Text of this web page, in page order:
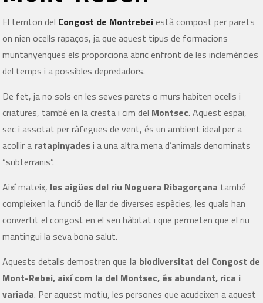
El territori del Congost de Montrebeiestà compost per parets
on nien ocells rapaços, ja que aquest tipus de formacions
muntanyenques els proporciona abric enfront de les inclemències
del temps i a possibles depredadors.
De fet, ja no sols en les seves parets o murs habiten ocells i
criatures, també en la cresta i cim del Montsec. Aquest espai,
sec i assotat per ràfegues de vent, és un ambient ideal per a
acollir a ratapinyadesi a una altra mena d’animals denominats
“subterranis”.
Així mateix, les aigües del riu Noguera Ribagorçana també
compleixen la funció de llar de diverses espècies, les quals han
convertit el congost en el seu hàbitat i que permeten que el riu
mantingui la seva bona salut.
Aquests detalls demostren que la biodiversitat del Congost de
Mont-Rebei, així com la del Montsec, és abundant, rica i
variada. Per aquest motiu, les persones que acudeixen a aquest